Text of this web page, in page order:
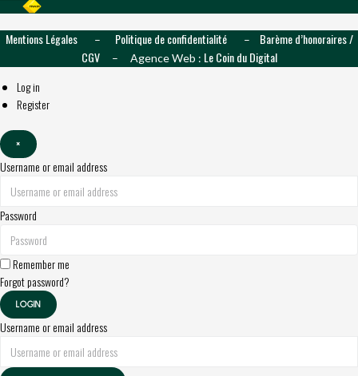
Mentions Légales– Politique de confidentialité– Barème d’honoraires /
CGV– Agence Web : Le Coin du Digital
Log in
Register
×
Username or email address
Password
Remember me
Forgot password?
LOGIN
Username or email address